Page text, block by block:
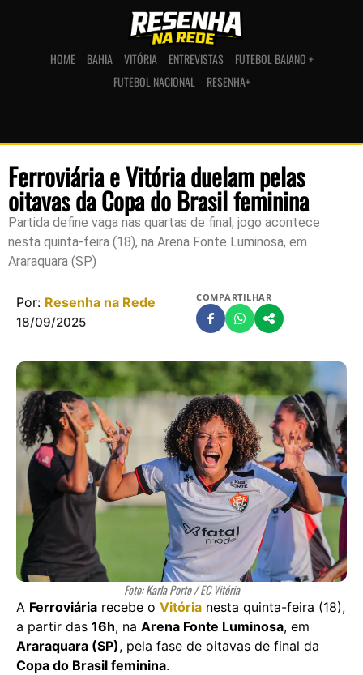
HOME BAHIA VITÓRIA ENTREVISTAS
FUTEBOL BAIANO +
FUTEBOL NACIONAL
RESENHA+
Ferroviária e Vitória duelam pelas
oitavas da Copa do Brasil feminina
Partida define vaga nas quartas de final; jogo acontece
nesta quinta-feira (18), na Arena Fonte Luminosa, em
Araraquara (SP)
Por: Resenha na Rede
18/09/2025
COMPARTILHAR
Foto: Karla Porto / EC Vitória
A Ferroviária recebe o Vitória nesta quinta-feira (18),
a partir das 16h, na Arena Fonte Luminosa, em
Araraquara (SP), pela fase de oitavas de final da
Copa do Brasil feminina.